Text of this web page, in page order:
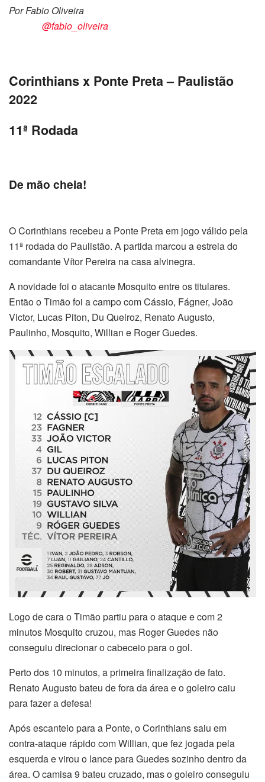
Por Fabio Oliveira
@fabio_oliveira
Corinthians x Ponte Preta – Paulistão
2022
11ª Rodada
De mão cheia!
O Corinthians recebeu a Ponte Preta em jogo válido pela
11ª rodada do Paulistão. A partida marcou a estreia do
comandante Vítor Pereira na casa alvinegra.
A novidade foi o atacante Mosquito entre os titulares.
Então o Timão foi a campo com Cássio, Fágner, João
Victor, Lucas Piton, Du Queiroz, Renato Augusto,
Paulinho, Mosquito, Willian e Roger Guedes.
Logo de cara o Timão partiu para o ataque e com 2
minutos Mosquito cruzou, mas Roger Guedes não
conseguiu direcionar o cabeceio para o gol.
Perto dos 10 minutos, a primeira finalização de fato.
Renato Augusto bateu de fora da área e o goleiro caiu
para fazer a defesa!
Após escanteio para a Ponte, o Corinthians saiu em
contra-ataque rápido com Willian, que fez jogada pela
esquerda e virou o lance para Guedes sozinho dentro da
área. O camisa 9 bateu cruzado, mas o goleiro conseguiu